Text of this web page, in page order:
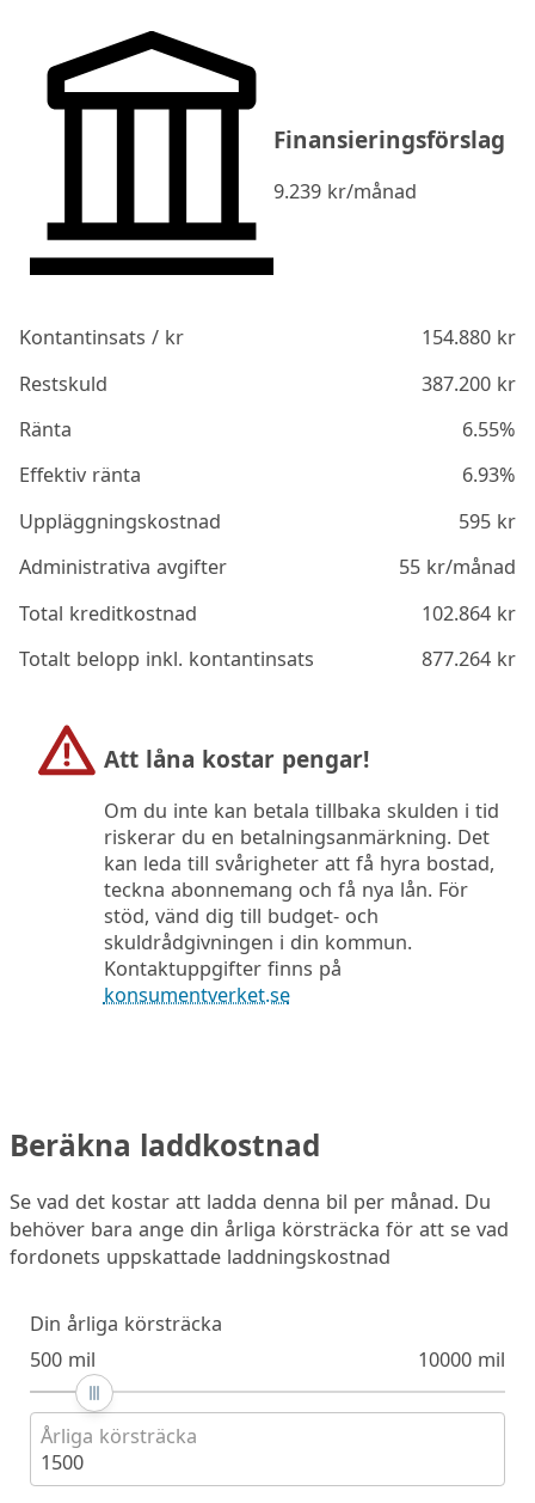
Finansieringsförslag
9.239 kr/månad
Kontantinsats / kr 154.880kr
Restskuld
387.200kr
Ränta
6.55%
Effektiv ränta
6.93%
Uppläggningskostnad
595kr
Administrativa avgifter
55kr/månad
Total kreditkostnad
102.864kr
Totalt belopp inkl. kontantinsats
877.264kr
Att låna kostar pengar!
Om du inte kan betala tillbaka skulden i tid
riskerar du en betalningsanmärkning. Det
kan leda till svårigheter att få hyra bostad,
teckna abonnemang och få nya lån. För
stöd, vänd dig till budget- och
skuldrådgivningen i din kommun.
Kontaktuppgifter finns på
konsumentverket.se
Beräkna laddkostnad
Se vad det kostar att ladda denna bil per månad. Du
behöver bara ange din årliga körsträcka för att se vad
fordonets uppskattade laddningskostnad
Din årliga körsträcka
500 mil
10000 mil
Årliga körsträcka
1500